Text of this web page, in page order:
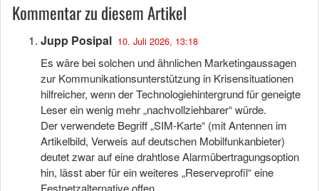
Kommentar zu diesem Artikel
Jupp Posipal 10. Juli 2026, 13:18
Es wäre bei solchen und ähnlichen Marketingaussagen
zur Kommunikationsunterstützung in Krisensituationen
hilfreicher, wenn der Technologiehintergrund für geneigte
Leser ein wenig mehr „nachvollziehbarer“ würde.
Der verwendete Begriff „SIM-Karte“ (mit Antennen im
Artikelbild, Verweis auf deutschen Mobilfunkanbieter)
deutet zwar auf eine drahtlose Alarmübertragungsoption
hin, lässt aber für ein weiteres „Reserveprofil“ eine
Festnetzalternative offen.